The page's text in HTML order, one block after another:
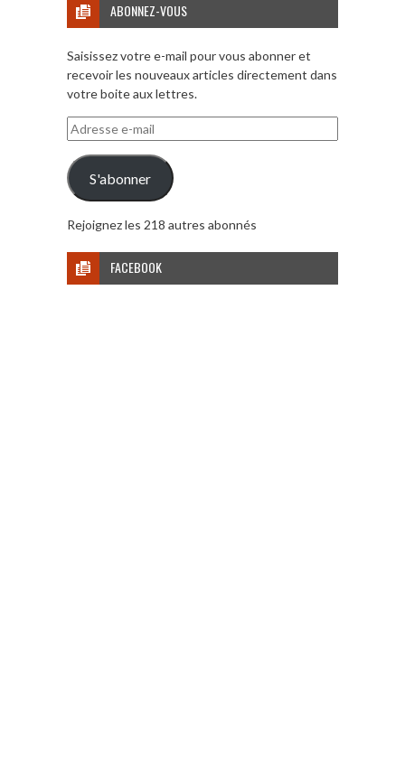
ABONNEZ-VOUS
Saisissez votre e-mail pour vous abonner et
recevoir les nouveaux articles directement dans
votre boite aux lettres.
Adresse
e-
mail
S'abonner
Rejoignez les 218 autres abonnés
FACEBOOK